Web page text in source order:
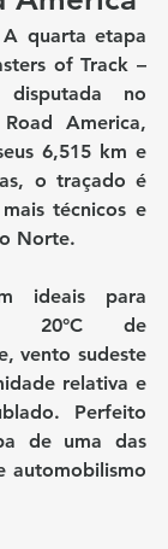
quarta etapa
of Track –
no
Road America,
6,515 km
, o traçado é
técnicos e
Norte.
ideais para
20°C de
, vento sudeste
relativa
. Perfeito
de uma das
automobilismo